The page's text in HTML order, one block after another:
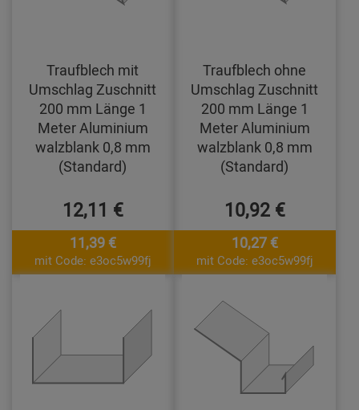
Traufblech mit
Umschlag Zuschnitt
200 mm Länge 1
Meter Aluminium
walzblank 0,8 mm
(Standard)
12,11 €
11,39 €
mit Code: e3oc5w99fj
Traufblech ohne
Umschlag Zuschnitt
200 mm Länge 1
Meter Aluminium
walzblank 0,8 mm
(Standard)
10,92 €
10,27 €
mit Code: e3oc5w99fj